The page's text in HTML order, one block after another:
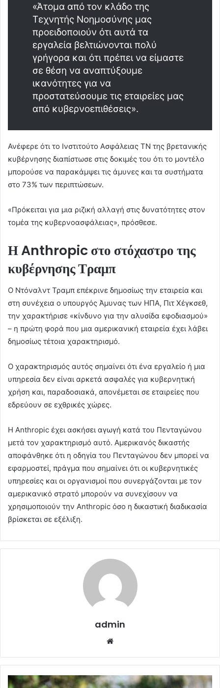
«Άτομα από τον κλάδο της
Τεχνητής Νοημοσύνης μας
προειδοποιούν ότι αυτά τα
εργαλεία βελτιώνονται πολύ
γρήγορα και ότι πρέπει να είμαστε
σε θέση να αναπτύξουμε
ικανότητες για να
προστατεύσουμε τις εταιρείες μας
από κυβερνοεπιθέσεις».
Ανέφερε ότι το Ινστιτούτο Ασφάλειας ΤΝ της βρετανικής
κυβέρνησης διαπίστωσε στις δοκιμές του ότι το μοντέλο
μπορούσε να παρακάμψει τις άμυνες και τα συστήματα
στο 73% των περιπτώσεων.
«Πρόκειται για μια ριζική αλλαγή στις δυνατότητες στον
τομέα της κυβερνοασφάλειας», πρόσθεσε.
Η Anthropic στο στόχαστρο της
κυβέρνησης Τραμπ
Ο Ντόναλντ Τραμπ επέκρινε δημοσίως την εταιρεία και
στη συνέχεια ο υπουργός Άμυνας των ΗΠΑ, Πιτ Χέγκσεθ,
την χαρακτήρισε «κίνδυνο για την αλυσίδα εφοδιασμού»
– η πρώτη φορά που μια αμερικανική εταιρεία έχει λάβει
δημοσίως τέτοια χαρακτηρισμό.
Ο χαρακτηρισμός αυτός σημαίνει ότι ένα εργαλείο ή μια
υπηρεσία δεν είναι αρκετά ασφαλές για κυβερνητική
χρήση και, παραδοσιακά, απονέμεται σε εταιρείες που
εδρεύουν σε εχθρικές χώρες.
Η Anthropic έχει ασκήσει αγωγή κατά του Πενταγώνου
μετά τον χαρακτηρισμό αυτό. Αμερικανός δικαστής
αποφάνθηκε ότι η οδηγία του Πενταγώνου δεν μπορεί να
εφαρμοστεί, πράγμα που σημαίνει ότι οι κυβερνητικές
υπηρεσίες και οι οργανισμοί που συνεργάζονται με τον
αμερικανικό στρατό μπορούν να συνεχίσουν να
χρησιμοποιούν την Anthropic όσο η δικαστική διαδικασία
βρίσκεται σε εξέλιξη.
admin